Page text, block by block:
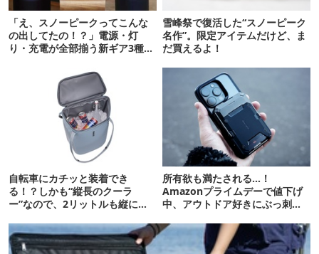
「え、スノーピークってこんな
の出してたの！？」電源・灯
り・充電が全部揃う新ギア3種を
雪峰祭で復活した“スノーピーク
名作”。限定アイテムだけど、ま
だ買えるよ！
自転車にカチッと装着でき
る！？しかも“縦長のクーラ
ー”なので、2リットルも縦に入
所有欲も満たされる…！
Amazonプライムデーで値下げ
中、アウトドア好きにぶっ刺さ